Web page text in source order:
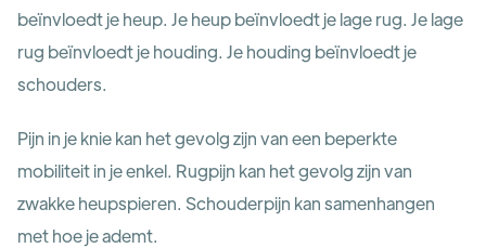
beïnvloedt je heup. Je heup beïnvloedt je lage rug. Je lage
rug beïnvloedt je houding. Je houding beïnvloedt je
schouders.
Pijn in je knie kan het gevolg zijn van een beperkte
mobiliteit in je enkel. Rugpijn kan het gevolg zijn van
zwakke heupspieren. Schouderpijn kan samenhangen
met hoe je ademt.